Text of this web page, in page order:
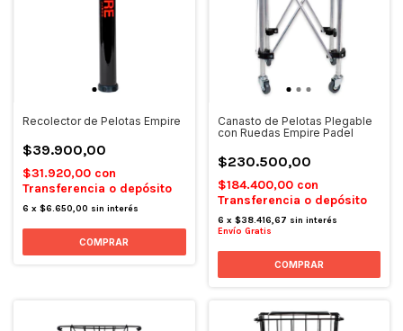
Recolector de Pelotas Empire
$39.900,00
$31.920,00 con
Transferencia o depósito
6 x $6.650,00 sin interés
Canasto de Pelotas Plegable
con Ruedas Empire Padel
$230.500,00
$184.400,00 con
Transferencia o depósito
6 x $38.416,67 sin interés
Envío Gratis
COMPRAR